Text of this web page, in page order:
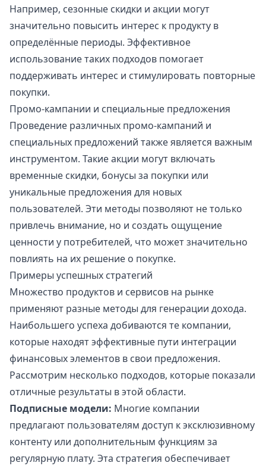
Например, сезонные скидки и акции могут
значительно повысить интерес к продукту в
определённые периоды. Эффективное
использование таких подходов помогает
поддерживать интерес и стимулировать повторные
покупки.
Промо-кампании и специальные предложения
Проведение различных промо-кампаний и
специальных предложений также является важным
инструментом. Такие акции могут включать
временные скидки, бонусы за покупки или
уникальные предложения для новых
пользователей. Эти методы позволяют не только
привлечь внимание, но и создать ощущение
ценности у потребителей, что может значительно
повлиять на их решение о покупке.
Примеры успешных стратегий
Множество продуктов и сервисов на рынке
применяют разные методы для генерации дохода.
Наибольшего успеха добиваются те компании,
которые находят эффективные пути интеграции
финансовых элементов в свои предложения.
Рассмотрим несколько подходов, которые показали
отличные результаты в этой области.
Подписные модели: Многие компании
предлагают пользователям доступ к эксклюзивному
контенту или дополнительным функциям за
регулярную плату. Эта стратегия обеспечивает